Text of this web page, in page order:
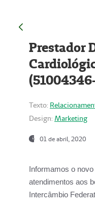
Prestador
Texto:
Design: Marketing
01 de abril, 2020
Informamos o
atendimentos aos
Intercâmbio